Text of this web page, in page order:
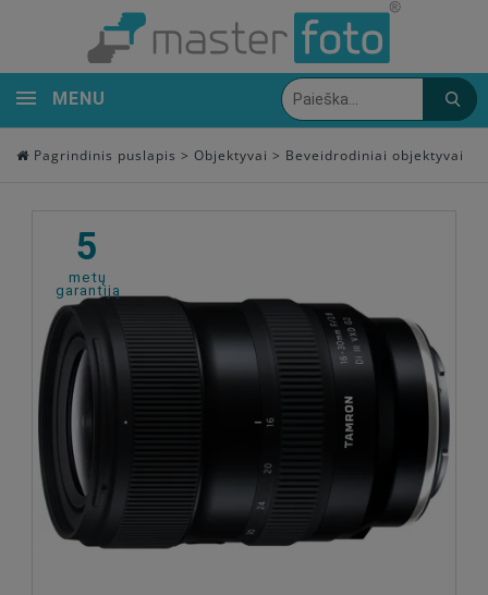
MENU
Pagrindinis puslapis > Objektyvai > Beveidrodiniai objektyvai
5
metų
garantiją